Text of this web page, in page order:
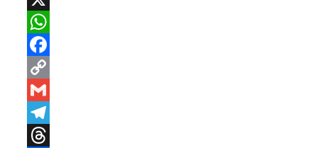
X
WhatsApp
Facebook
Copy
Link
Gmail
Telegram